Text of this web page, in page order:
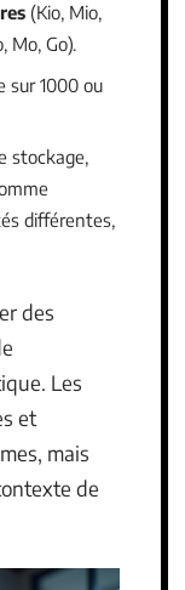
(Kio, Mio,
Mo, Go).
sur 1000 ou
stockage,
différentes,
des
Les
et
mais
de